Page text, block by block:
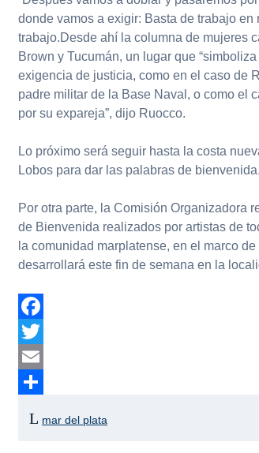
donde vamos a exigir: Basta de trabajo en
trabajo.Desde ahí la columna de mujeres
Brown y Tucumán, un lugar que
exigencia de justicia, como en el caso de
padre militar de la Base Naval, o como el
por su expareja”, dijo Ruocco.
Lo próximo será seguir hasta la costa
Lobos para dar las palabras de bienvenida.
Por otra parte, la Comisión Organizadora
de Bienvenida realizados por artistas de
la comunidad marplatense, en el marco
desarrollará este fin de semana en la
Facebook
Twitter
Email
mar del plata